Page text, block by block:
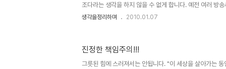
조다라는 생각을 하지 않을 수 없게 합니다. 예전 여러 방
공을 다룬 프로그램들이 한참 인기를 구가했던 적이 있었
시간이 지나서 알게된 그 성공이란, 성공이라고 하기엔 무
곡된 성공이라고 할 수 있는 가짜 성공들이거나 미완의 성
생각을정리하며 2010.01.07
진정한 책임주의!!!
그릇된 힘에 스러져서는 안됩니다. "이 세상을 살아가는 동